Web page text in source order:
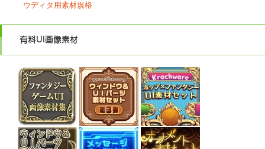
ウディタ用素材規格
有料UI画像素材